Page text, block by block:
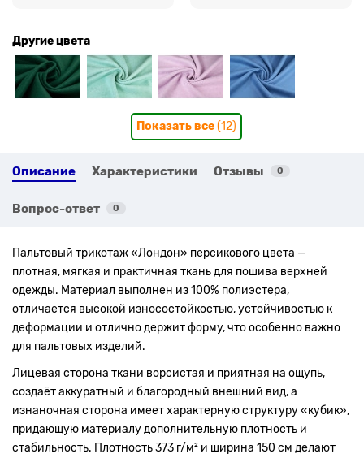
Другие цвета
Показать все(12)
Описание Характеристики Отзывы 0
Вопрос-ответ 0
Пальтовый трикотаж «Лондон» персикового цвета —
плотная, мягкая и практичная ткань для пошива верхней
одежды. Материал выполнен из 100% полиэстера,
отличается высокой износостойкостью, устойчивостью к
деформации и отлично держит форму, что особенно важно
для пальтовых изделий.
Лицевая сторона ткани ворсистая и приятная на ощупь,
создаёт аккуратный и благородный внешний вид, а
изнаночная сторона имеет характерную структуру «кубик»,
придающую материалу дополнительную плотность и
стабильность. Плотность 373 г/м² и ширина 150 см делают